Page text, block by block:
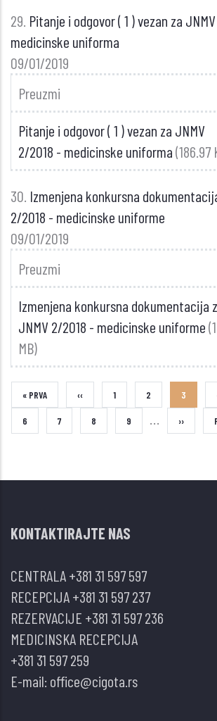
29. Pitanje i odgovor ( 1 ) vezan za
medicinske uniforma
09/01/2019
Preuzmi
Pitanje i odgovor ( 1 ) vezan za JNMV
2/2018 - medicinske uniforma(186.97
30. Izmenjena konkursna
2/2018 - medicinske uniforme
09/01/2019
Preuzmi
Izmenjena konkursna dokumentacija
JNMV 2/2018 - medicinske uniforme
MB)
FIRST
PAGE
« PRVA PREVIOUS
PAGE
‹‹ STRANA
1 STRANA
2 CURRENT
PAGE
3
STRANA
6 STRANA
7 STRANA
8 STRANA
9 NEXT
››
KONTAKTIRAJTE NAS
CENTRALA+381 31 597 597
RECEPCIJA+381 31 597 237
REZERVACIJE +381 31 597 236
MEDICINSKA RECEPCIJA
+381 31 597 259
E-mail: office@cigota.rs